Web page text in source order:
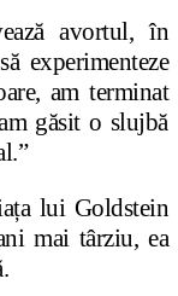
avortul, în
experimenteze
am terminat
găsit o slujbă
lui Goldstein
mai târziu, ea